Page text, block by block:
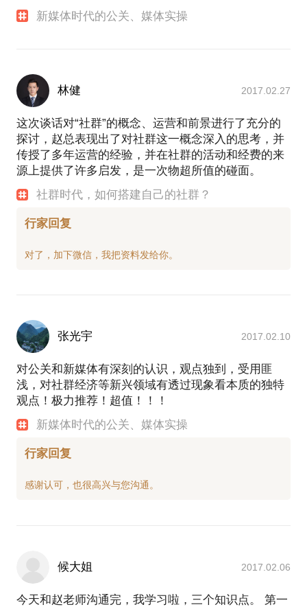
新媒体时代的公关、媒体实操
林健 2017.02.27
这次谈话对“社群”的概念、运营和前景进行了充分的
探讨，赵总表现出了对社群这一概念深入的思考，并
传授了多年运营的经验，并在社群的活动和经费的来
源上提供了许多启发，是一次物超所值的碰面。
社群时代，如何搭建自己的社群？
行家回复
张光宇 2017.02.10
对公关和新媒体有深刻的认识，观点独到，受用匪
浅，对社群经济等新兴领域有透过现象看本质的独特
观点！极力推荐！超值！！！
新媒体时代的公关、媒体实操
行家回复
候大姐 2017.02.06
今天和赵老师沟通完，我学习啦，三个知识点。 第一